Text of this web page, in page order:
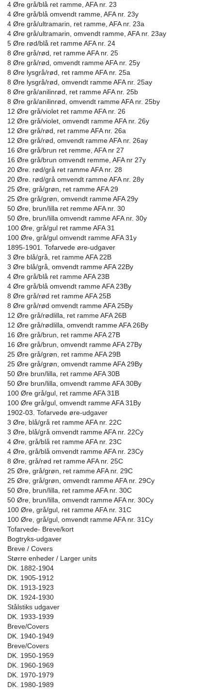
4 Øre grå/blå ret ramme, AFA nr. 23
4 Øre grå/blå omvendt ramme, AFA nr. 23y
4 Øre grå/ultramarin, ret ramme, AFA nr. 23a
4 Øre grå/ultramarin, omvendt ramme, AFA nr. 23ay
5 Øre rød/blå ret ramme AFA nr. 24
8 Øre grå/rød, ret ramme AFA nr. 25
8 Øre grå/rød, omvendt ramme AFA nr. 25y
8 Øre lysgrå/rød, ret ramme AFA nr. 25a
8 Øre lysgrå/rød, omvendt ramme AFA nr. 25ay
8 Øre grå/anilinrød, ret ramme AFA nr. 25b
8 Øre grå/anilinrød, omvendt ramme AFA nr. 25by
12 Øre grå/violet ret ramme AFA nr. 26
12 Øre grå/violet, omvendt ramme AFA nr. 26y
12 Øre grå/rød, ret ramme AFA nr. 26a
12 Øre grå/rød, omvendt ramme AFA nr. 26ay
16 Øre grå/brun ret remme, AFA nr 27
16 Øre grå/brun omvendt remme, AFA nr 27y
20 Øre. rød/grå ret ramme AFA nr. 28
20 Øre. rød/grå omvendt ramme AFA nr. 28y
25 Øre, grå/grøn, ret ramme AFA 29
25 Øre grå/grøn, omvendt ramme AFA 29y
50 Øre, brun/lilla ret remme AFA nr. 30
50 Øre, brun/lilla omvendt ramme AFA nr. 30y
100 Øre, grå/gul ret ramme AFA 31
100 Øre, grå/gul omvendt ramme AFA 31y
1895-1901. Tofarvede øre-udgaver
3 Øre blå/grå, ret ramme AFA 22B
3 Øre blå/grå, omvendt ramme AFA 22By
4 Øre grå/blå ret ramme AFA 23B
4 Øre grå/blå omvendt ramme AFA 23By
8 Øre grå/rød ret ramme AFA 25B
8 Øre grå/rød omvendt ramme AFA 25By
12 Øre grå/rødlilla, ret ramme AFA 26B
12 Øre grå/rødlilla, omvendt ramme AFA 26By
16 Øre grå/brun, ret ramme AFA 27B
16 Øre grå/brun, omvendt ramme AFA 27By
25 Øre grå/grøn, ret ramme AFA 29B
25 Øre grå/grøn, omvendt ramme AFA 29By
50 Øre brun/lilla, ret ramme AFA 30B
50 Øre brun/lilla, omvendt ramme AFA 30By
100 Øre grå/gul, ret ramme AFA 31B
100 Øre grå/gul, omvendt ramme AFA 31By
1902-03. Tofarvede øre-udgaver
3 Øre, blå/grå ret ramme AFA nr. 22C
3 Øre, blå/grå omvendt ramme AFA nr. 22Cy
4 Øre, grå/blå ret ramme AFA nr. 23C
4 Øre, grå/blå omvendt ramme AFA nr. 23Cy
8 Øre, grå/rød ret ramme AFA nr. 25C
25 Øre, grå/grøn, ret ramme AFA nr. 29C
25 Øre, grå/grøn, omvendt ramme AFA nr. 29Cy
50 Øre, brun/lilla, ret ramme AFA nr. 30C
50 Øre, brun/lilla, omvendt ramme AFA nr. 30Cy
100 Øre, grå/gul, ret ramme AFA nr. 31C
100 Øre, grå/gul, omvendt ramme AFA nr. 31Cy
Tofarvede- Breve/kort
Bogtryks-udgaver
Breve / Covers
Større enheder / Larger units
DK. 1882-1904
DK. 1905-1912
DK. 1913-1923
DK. 1924-1930
Stålstiks udgaver
DK. 1933-1939
Breve/Covers
DK. 1940-1949
Breve/Covers
DK. 1950-1959
DK. 1960-1969
DK. 1970-1979
DK. 1980-1989